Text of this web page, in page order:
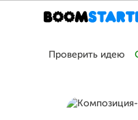
Проверить идею